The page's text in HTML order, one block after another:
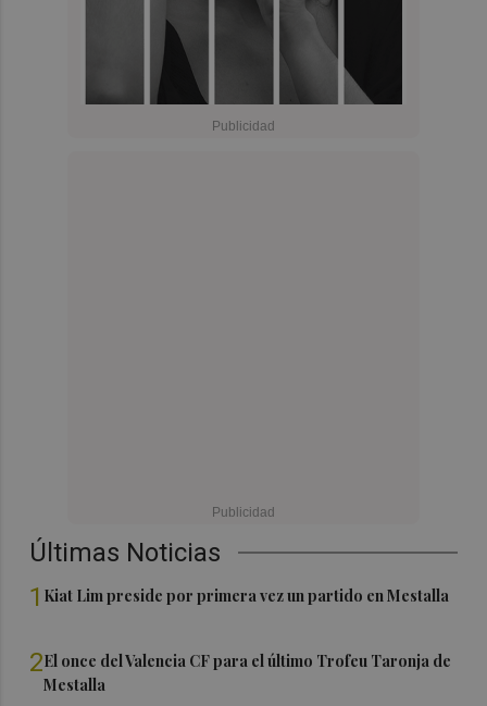
Últimas Noticias
1 Kiat Lim preside por primera vez un partido en Mestalla
2El once del Valencia CF para el último Trofeu Taronja de
Mestalla